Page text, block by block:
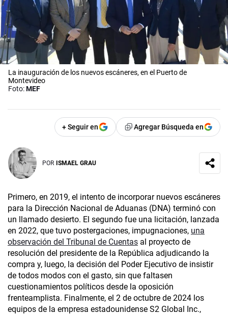
La inauguración de los nuevos escáneres, en el Puerto de
Montevideo
Foto:MEF
+ Seguir en Agregar Búsqueda en
POR ISMAEL GRAU
Primero, en 2019, el intento de incorporar nuevos escáneres
para la Dirección Nacional de Aduanas (DNA) terminó con
un llamado desierto. El segundo fue una licitación, lanzada
en 2022, que tuvo postergaciones, impugnaciones, una
observación del Tribunal de Cuentas al proyecto de
resolución del presidente de la República adjudicando la
compra y, luego, la decisión del Poder Ejecutivo de insistir
de todos modos con el gasto, sin que faltasen
cuestionamientos políticos desde la oposición
frenteamplista. Finalmente, el 2 de octubre de 2024 los
equipos de la empresa estadounidense S2 Global Inc.,